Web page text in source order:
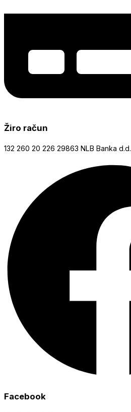
Žiro račun
132 260 20 226 29863 NLB Banka d.d.
Facebook